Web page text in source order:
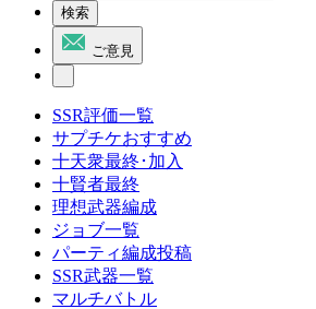
検索
ご意見
SSR評価一覧
サプチケおすすめ
十天衆最終･加入
十賢者最終
理想武器編成
ジョブ一覧
パーティ編成投稿
SSR武器一覧
マルチバトル